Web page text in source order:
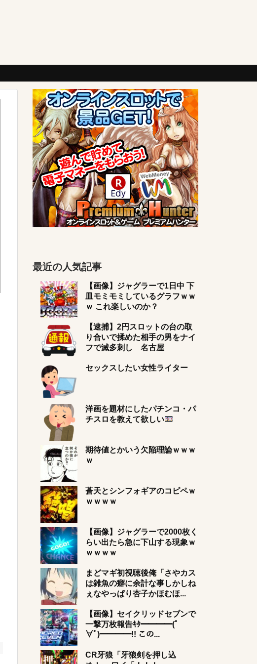
最近の人気記事
【画像】ジャグラーで1日中 下
皿モミモミしているグラフｗｗ
ｗ これ楽しいのか？
【逮捕】2円スロットの台の取
り合いで揉めた相手の男をナイ
フで滅多刺し 名古屋
セックスしたい女性ライター
洋画を題材にしたパチンコ・パ
チスロを教えて欲しい
期待値とかいう欠陥理論ｗｗｗ
ｗ
蒼天とシンフォギアのコピペｗ
ｗｗｗｗ
【画像】ジャグラーで2000枚く
らい出たら急に下山する現象ｗ
ｗｗｗｗ
まどマギ初視聴後俺「さやカス
は雑魚の癖に余計な事しかしね
ぇなやっぱり杏子かほむほ...
【画像】セイクリッドセブンで
一撃万枚報告ｷﾀ━━━━(ﾟ
∀ﾟ)━━━━!! この...
CR牙狼「牙狼剣を押し込